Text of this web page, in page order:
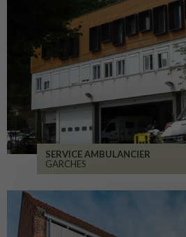
SERVICE AMBULANCIER
GARCHES